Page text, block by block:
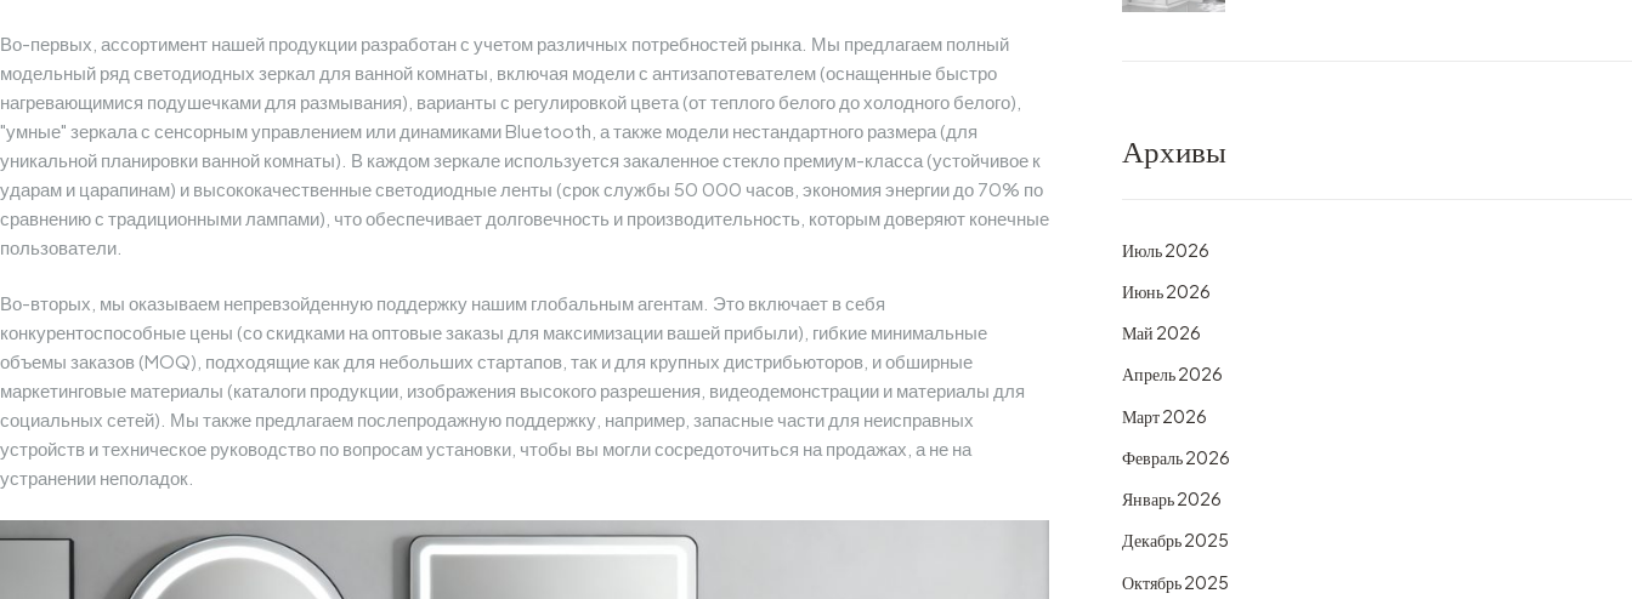
Во-первых, ассортимент нашей продукции разработан с учетом различных потребностей рынка. Мы предлагаем полный
модельный ряд светодиодных зеркал для ванной комнаты, включая модели с антизапотевателем (оснащенные быстро
нагревающимися подушечками для размывания), варианты с регулировкой цвета (от теплого белого до холодного белого),
"умные" зеркала с сенсорным управлением или динамиками Bluetooth, а также модели нестандартного размера (для
уникальной планировки ванной комнаты). В каждом зеркале используется закаленное стекло премиум-класса (устойчивое к
ударам и царапинам) и высококачественные светодиодные ленты (срок службы 50 000 часов, экономия энергии до 70% по
сравнению с традиционными лампами), что обеспечивает долговечность и производительность, которым доверяют конечные
пользователи.
Во-вторых, мы оказываем непревзойденную поддержку нашим глобальным агентам. Это включает в себя
конкурентоспособные цены (со скидками на оптовые заказы для максимизации вашей прибыли), гибкие минимальные
объемы заказов (MOQ), подходящие как для небольших стартапов, так и для крупных дистрибьюторов, и обширные
маркетинговые материалы (каталоги продукции, изображения высокого разрешения, видеодемонстрации и материалы для
социальных сетей). Мы также предлагаем послепродажную поддержку, например, запасные части для неисправных
устройств и техническое руководство по вопросам установки, чтобы вы могли сосредоточиться на продажах, а не на
устранении неполадок.
Архивы
Июль 2026
Июнь 2026
Май 2026
Апрель 2026
Март 2026
Февраль 2026
Январь 2026
Декабрь 2025
Октябрь 2025